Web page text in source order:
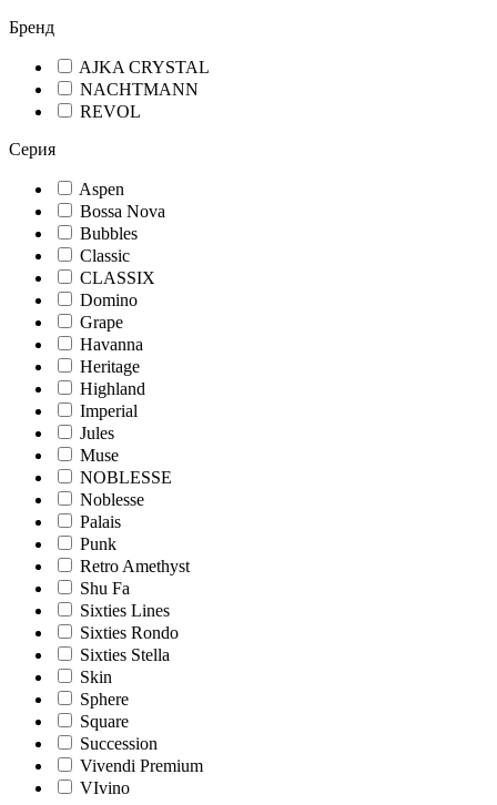
Бренд
AJKA CRYSTAL
NACHTMANN
REVOL
Серия
Aspen
Bossa Nova
Bubbles
Classic
CLASSIX
Domino
Grape
Havanna
Heritage
Highland
Imperial
Jules
Muse
NOBLESSE
Noblesse
Palais
Punk
Retro Amethyst
Shu Fa
Sixties Lines
Sixties Rondo
Sixties Stella
Skin
Sphere
Square
Succession
Vivendi Premium
VIvino